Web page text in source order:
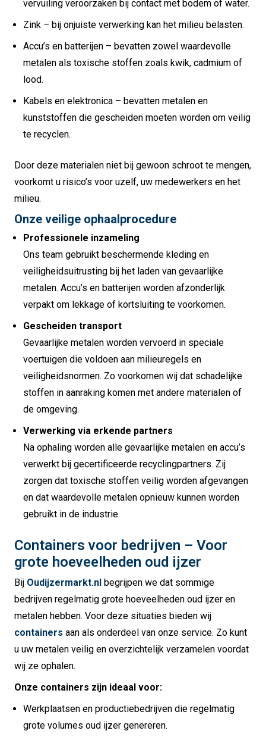
vervuiling veroorzaken bij contact met bodem of water.
Zink – bij onjuiste verwerking kan het milieu belasten.
Accu’s en batterijen – bevatten zowel waardevolle
metalen als toxische stoffen zoals kwik, cadmium of
lood.
Kabels en elektronica – bevatten metalen en
kunststoffen die gescheiden moeten worden om veilig
te recyclen.
Door deze materialen niet bij gewoon schroot te mengen,
voorkomt u risico’s voor uzelf, uw medewerkers en het
milieu.
Onze veilige ophaalprocedure
Professionele inzameling
Ons team gebruikt beschermende kleding en
veiligheidsuitrusting bij het laden van gevaarlijke
metalen. Accu’s en batterijen worden afzonderlijk
verpakt om lekkage of kortsluiting te voorkomen.
Gescheiden transport
Gevaarlijke metalen worden vervoerd in speciale
voertuigen die voldoen aan milieuregels en
veiligheidsnormen. Zo voorkomen wij dat schadelijke
stoffen in aanraking komen met andere materialen of
de omgeving.
Verwerking via erkende partners
Na ophaling worden alle gevaarlijke metalen en accu’s
verwerkt bij gecertificeerde recyclingpartners. Zij
zorgen dat toxische stoffen veilig worden afgevangen
en dat waardevolle metalen opnieuw kunnen worden
gebruikt in de industrie.
Containers voor bedrijven – Voor
grote hoeveelheden oud ijzer
Bij Oudijzermarkt.nl begrijpen we dat sommige
bedrijven regelmatig grote hoeveelheden oud ijzer en
metalen hebben. Voor deze situaties bieden wij
containers aan als onderdeel van onze service. Zo kunt
u uw metalen veilig en overzichtelijk verzamelen voordat
wij ze ophalen.
Onze containers zijn ideaal voor:
Werkplaatsen en productiebedrijven die regelmatig
grote volumes oud ijzer genereren.